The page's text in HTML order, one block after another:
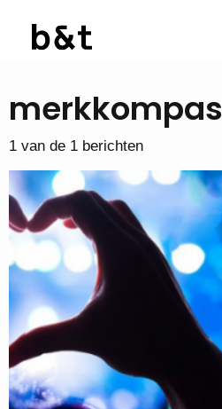
merkkompas
1 van de 1 berichten